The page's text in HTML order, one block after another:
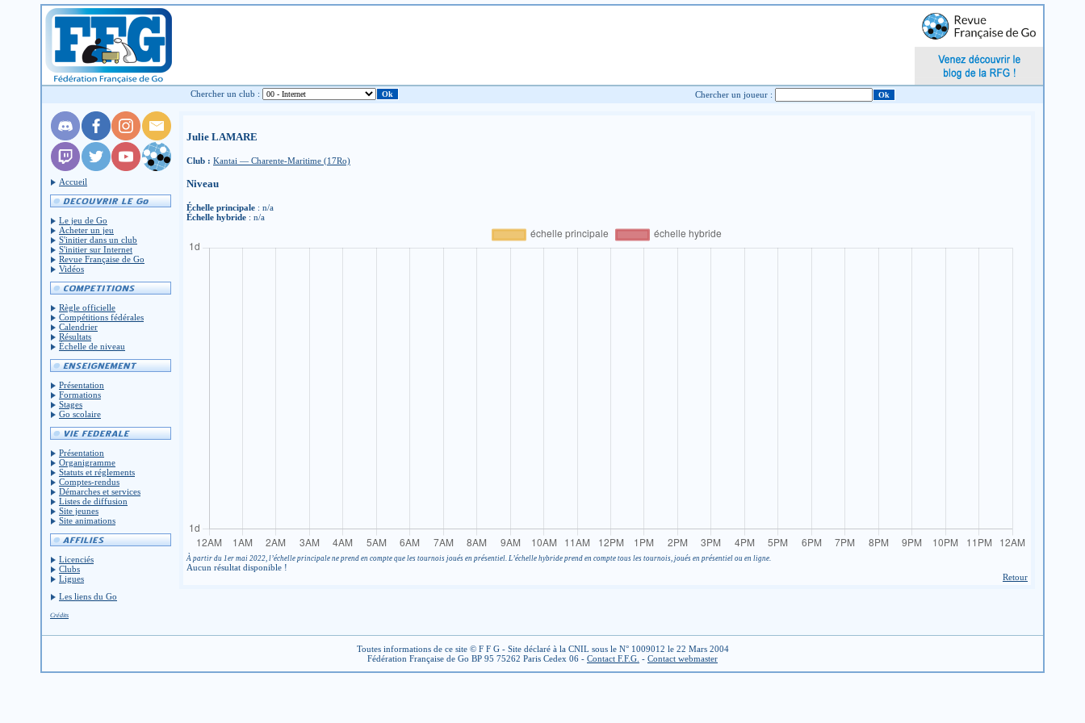
Chercher un club : Chercher un joueur :
Accueil
Le jeu de Go
Acheter un jeu
S'initier dans un club
S'initier sur Internet
Revue Française de Go
Vidéos
Règle officielle
Compétitions fédérales
Calendrier
Résultats
Échelle de niveau
Présentation
Formations
Stages
Go scolaire
Présentation
Organigramme
Statuts et réglements
Comptes-rendus
Démarches et services
Listes de diffusion
Site jeunes
Site animations
Licenciés
Clubs
Ligues
Les liens du Go
Crédits
Julie LAMARE
Club : Kantai — Charente-Maritime (17Ro)
Niveau
Échelle principale : n/a
Échelle hybride : n/a
À partir du 1er mai 2022, l’échelle principale ne prend en compte que les tournois joués en présentiel. L’échelle hybride prend en compte tous les tournois, joués en présentiel ou en ligne.
Aucun résultat disponible !
Retour
Toutes informations de ce site © F F G - Site déclaré à la CNIL sous le N° 1009012 le 22 Mars 2004
Fédération Française de Go BP 95 75262 Paris Cedex 06 - Contact F.F.G. - Contact webmaster